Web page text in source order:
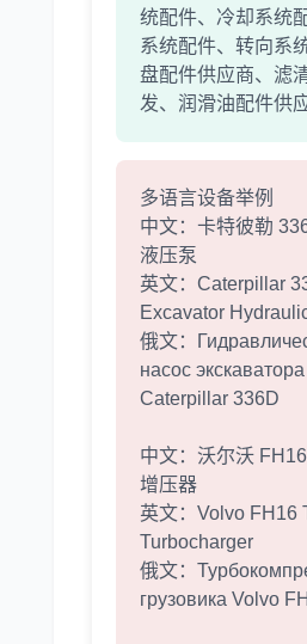
统配件、冷却系统
系统配件、转向系
盘配件供应商、滤
发、润滑油配件供应
多语言设备举例
中文：卡特彼勒
液压泵
英文：Caterpillar
Excavator
俄文：
насос экскаватора
Caterpillar 336D
中文：沃尔沃
增压器
英文：Volvo FH16
Turbocharger
俄文：
грузовика Volvo